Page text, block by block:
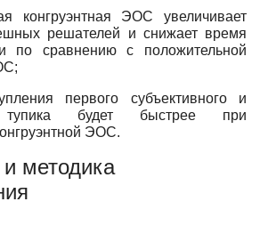
конгруэнтная ЭОС увеличивает
решателей и снижает время
по сравнению с положительной
первого субъективного и
тупика будет быстрее при
ЭОС.
методика